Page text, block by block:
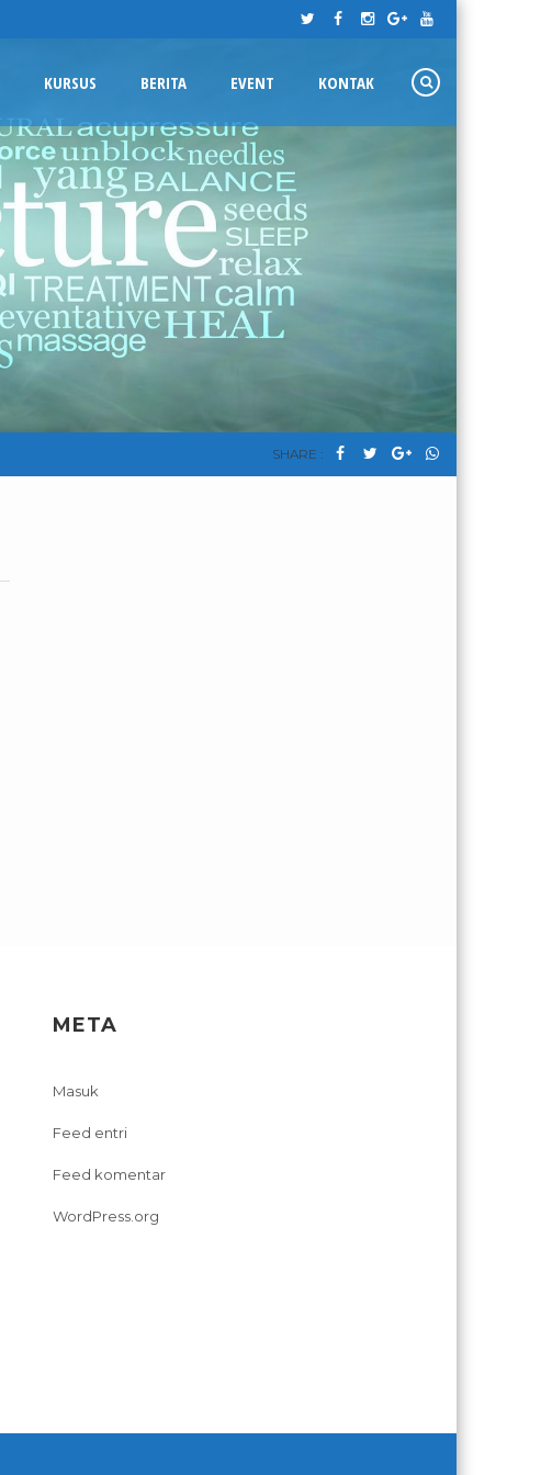
KURSUS BERITA EVENT KONTAK
SHARE :
META
Masuk
Feed entri
Feed komentar
WordPress.org